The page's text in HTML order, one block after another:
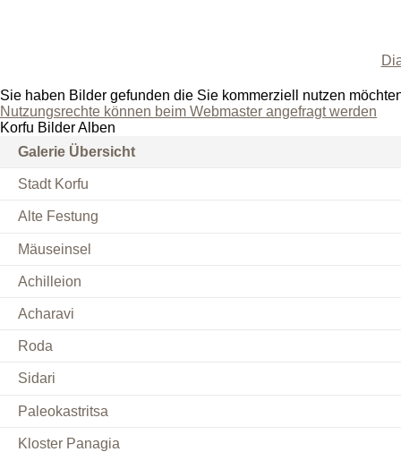
Sie haben Bilder gefunden die Sie kommerziell nutzen
Nutzungsrechte können beim Webmaster angefragt werden
Korfu Bilder Alben
Galerie Übersicht
Stadt Korfu
Alte Festung
Mäuseinsel
Achilleion
Acharavi
Roda
Sidari
Paleokastritsa
Kloster Panagia